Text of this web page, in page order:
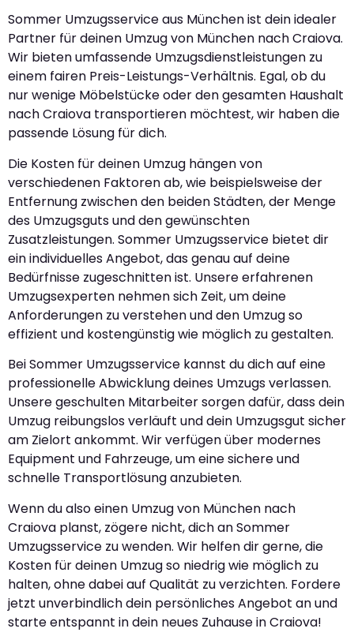
Sommer Umzugsservice aus München ist dein idealer
Partner für deinen Umzug von München nach Craiova.
Wir bieten umfassende Umzugsdienstleistungen zu
einem fairen Preis-Leistungs-Verhältnis. Egal, ob du
nur wenige Möbelstücke oder den gesamten Haushalt
nach Craiova transportieren möchtest, wir haben die
passende Lösung für dich.
Die Kosten für deinen Umzug hängen von
verschiedenen Faktoren ab, wie beispielsweise der
Entfernung zwischen den beiden Städten, der Menge
des Umzugsguts und den gewünschten
Zusatzleistungen. Sommer Umzugsservice bietet dir
ein individuelles Angebot, das genau auf deine
Bedürfnisse zugeschnitten ist. Unsere erfahrenen
Umzugsexperten nehmen sich Zeit, um deine
Anforderungen zu verstehen und den Umzug so
effizient und kostengünstig wie möglich zu gestalten.
Bei Sommer Umzugsservice kannst du dich auf eine
professionelle Abwicklung deines Umzugs verlassen.
Unsere geschulten Mitarbeiter sorgen dafür, dass dein
Umzug reibungslos verläuft und dein Umzugsgut sicher
am Zielort ankommt. Wir verfügen über modernes
Equipment und Fahrzeuge, um eine sichere und
schnelle Transportlösung anzubieten.
Wenn du also einen Umzug von München nach
Craiova planst, zögere nicht, dich an Sommer
Umzugsservice zu wenden. Wir helfen dir gerne, die
Kosten für deinen Umzug so niedrig wie möglich zu
halten, ohne dabei auf Qualität zu verzichten. Fordere
jetzt unverbindlich dein persönliches Angebot an und
starte entspannt in dein neues Zuhause in Craiova!